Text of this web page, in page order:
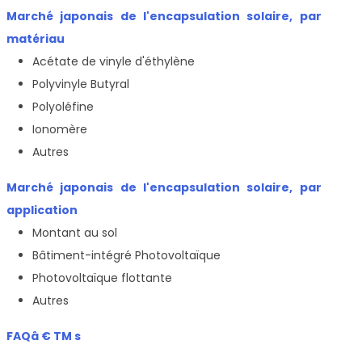
Marché japonais de l'encapsulation solaire, par
matériau
Acétate de vinyle d'éthylène
Polyvinyle Butyral
Polyoléfine
Ionomère
Autres
Marché japonais de l'encapsulation solaire, par
application
Montant au sol
Bâtiment-intégré Photovoltaïque
Photovoltaïque flottante
Autres
FAQâ € TM s